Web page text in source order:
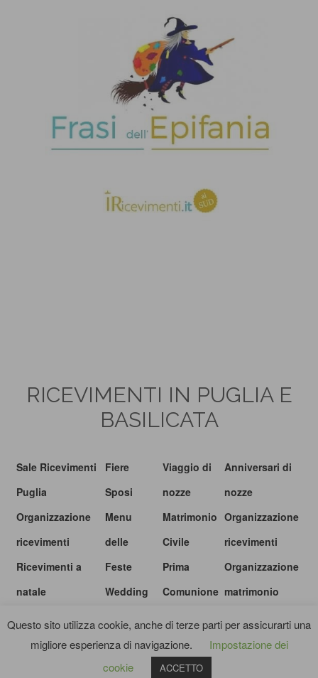
RICEVIMENTI IN PUGLIA E
BASILICATA
Sale Ricevimenti
Puglia
Organizzazione
ricevimenti
Ricevimenti a
natale
Fiere
Sposi
Menu
delle
Feste
Wedding
Viaggio di
nozze
Matrimonio
Civile
Prima
Comunione
Anniversari di
nozze
Organizzazione
ricevimenti
Organizzazione
matrimonio
© I RICEVIMENTI.IT |PRIVACY POLICY|TERMINI E CONDIZIONI
Questo sito utilizza cookie, anche di terze parti per assicurarti una
migliore esperienza di navigazione.
Impostazione dei
cookie
ACCETTO